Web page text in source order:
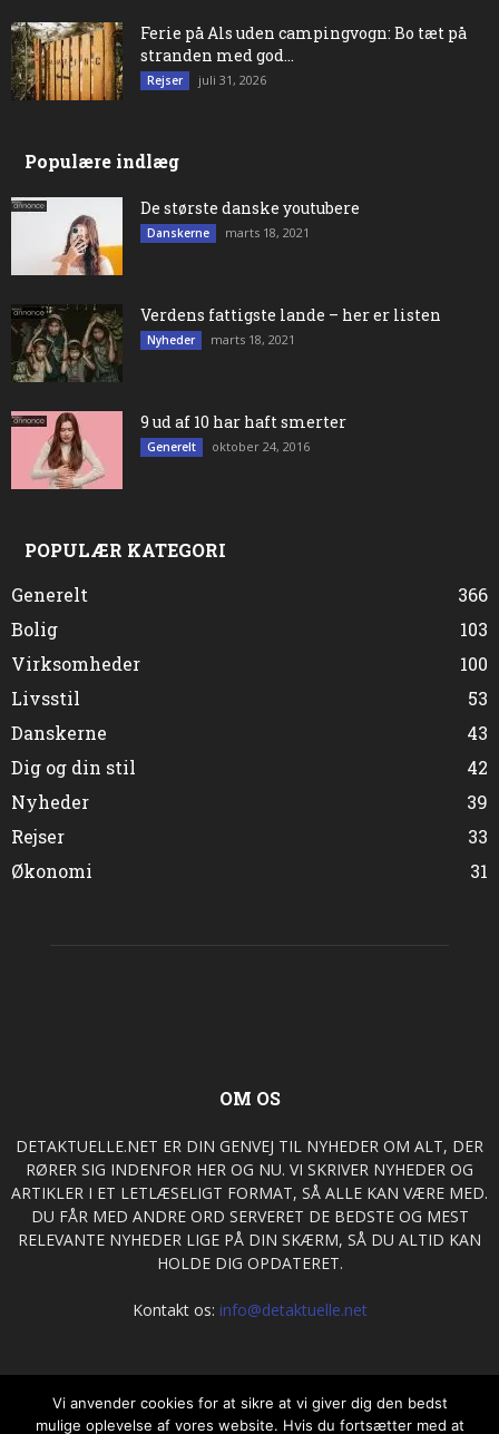
Ferie på Als uden campingvogn: Bo tæt på
stranden med god...
Rejser juli 31, 2026
Populære indlæg
De største danske youtubere
Danskerne marts 18, 2021
Verdens fattigste lande – her er listen
Nyheder marts 18, 2021
9 ud af 10 har haft smerter
Generelt oktober 24, 2016
POPULÆR KATEGORI
Generelt
366
Bolig
103
Virksomheder
100
Livsstil
53
Danskerne
43
Dig og din stil
42
Nyheder
39
Rejser
33
Økonomi
31
OM OS
DETAKTUELLE.NET ER DIN GENVEJ TIL NYHEDER OM ALT, DER
RØRER SIG INDENFOR HER OG NU. VI SKRIVER NYHEDER OG
ARTIKLER I ET LETLÆSELIGT FORMAT, SÅ ALLE KAN VÆRE MED.
DU FÅR MED ANDRE ORD SERVERET DE BEDSTE OG MEST
RELEVANTE NYHEDER LIGE PÅ DIN SKÆRM, SÅ DU ALTID KAN
HOLDE DIG OPDATERET.
Kontakt os: info@detaktuelle.net
FØLG OS
Vi anvender cookies for at sikre at vi giver dig den bedst
mulige oplevelse af vores website. Hvis du fortsætter med at